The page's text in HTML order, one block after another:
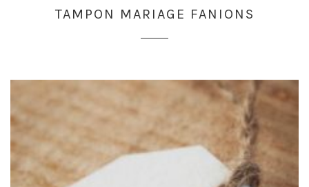
TAMPON MARIAGE FANIONS